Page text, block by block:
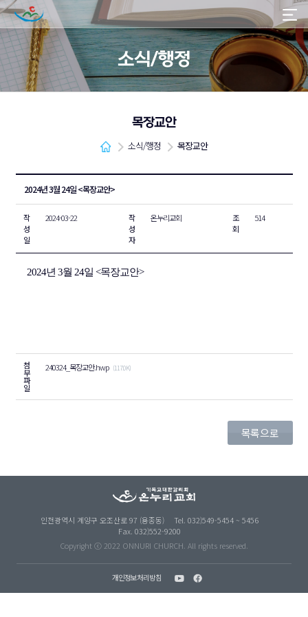
소식/행정
목장교안
소식/행정 목장교안
2024년 3월 24일 <목장교안>
작
성
일
2024-03-22
작
성
자
온누리교회
조
회
514
2024년 3월 24일 <목장교안>
첨
부
파
일
240324_목장교안.hwp (117.0K)
목록으로
인천광역시 계양구 오조산로 97 (용종동)
Tel. 032)549-5454 ~ 5456
Fax. 032)552-9200
Copyright ⓒ 2022 ONNURI CHURCH. All rights reserved.
개인정보처리방침